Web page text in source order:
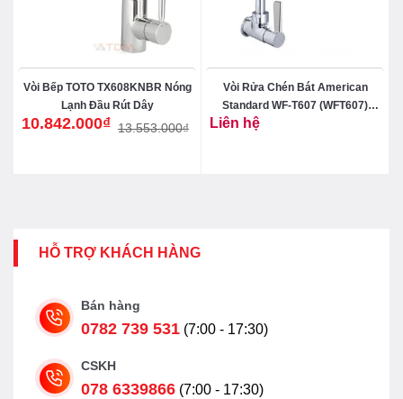
Vòi Bếp TOTO TX608KNBR Nóng
Lạnh Đầu Rút Dây
13.553.000₫
Giá
10.842.000₫
Giá
Vòi Rửa Chén Bát American
Standard WF-T607 (WFT607)
Liên hệ
HỖ TRỢ KHÁCH HÀNG
Bán hàng
0782 739 531 (7:00 - 17:30)
CSKH
078 6339866 (7:00 - 17:30)